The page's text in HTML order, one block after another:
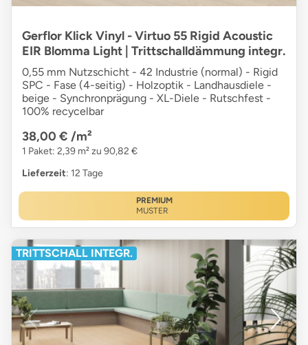
Gerflor Klick Vinyl - Virtuo 55 Rigid Acoustic
EIR Blomma Light | Trittschalldämmung integr.
0,55 mm Nutzschicht - 42 Industrie (normal) - Rigid
SPC - Fase (4-seitig) - Holzoptik - Landhausdiele -
beige - Synchronprägung - XL-Diele - Rutschfest -
100% recycelbar
38,00 € /m²
1 Paket: 2,39 m² zu 90,82 €
Lieferzeit: 12 Tage
PREMIUM
MUSTER
TRITTSCHALL INTEGR.